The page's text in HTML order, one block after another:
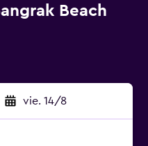
Beach
vie. 14/8